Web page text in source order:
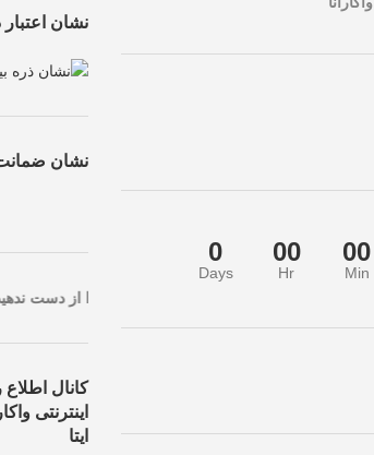
0
Days
00
Hr
00
Min
نشان اعتبار
نشان
قیمت با بالاترین تخفیف، همین حالا سفارش خود
کانال
اینترنتی
ایتا